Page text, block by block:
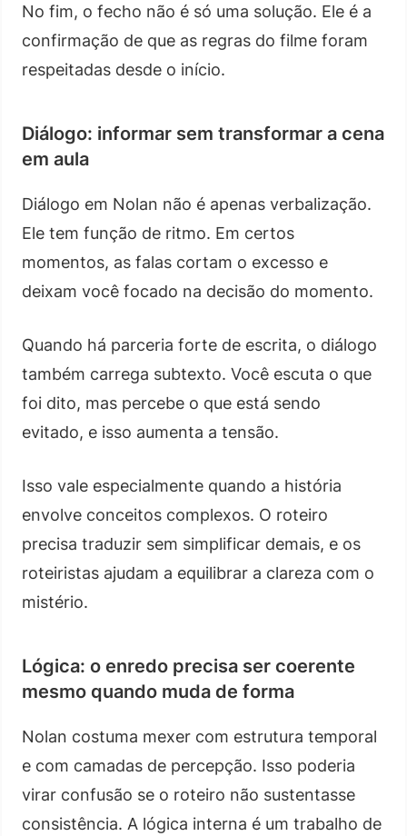
No fim, o fecho não é só uma solução. Ele é a
confirmação de que as regras do filme foram
respeitadas desde o início.
Diálogo: informar sem transformar a cena
em aula
Diálogo em Nolan não é apenas verbalização.
Ele tem função de ritmo. Em certos
momentos, as falas cortam o excesso e
deixam você focado na decisão do momento.
Quando há parceria forte de escrita, o diálogo
também carrega subtexto. Você escuta o que
foi dito, mas percebe o que está sendo
evitado, e isso aumenta a tensão.
Isso vale especialmente quando a história
envolve conceitos complexos. O roteiro
precisa traduzir sem simplificar demais, e os
roteiristas ajudam a equilibrar a clareza com o
mistério.
Lógica: o enredo precisa ser coerente
mesmo quando muda de forma
Nolan costuma mexer com estrutura temporal
e com camadas de percepção. Isso poderia
virar confusão se o roteiro não sustentasse
consistência. A lógica interna é um trabalho de